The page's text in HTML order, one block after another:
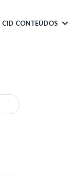
CID CONTEÚDOS